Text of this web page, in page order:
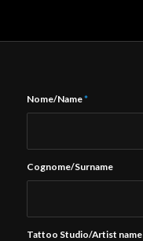
Nome/Name*
Cognome/Surname
Tattoo Studio/Artist name